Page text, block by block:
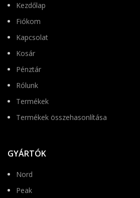
Kezdőlap
Fiókom
Kapcsolat
Kosár
Pénztár
Rólunk
Termékek
Termékek összehasonlítása
GYÁRTÓK
Nord
Peak